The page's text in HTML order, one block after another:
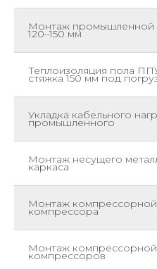
Монтаж
120–150 мм
Теплоизоляция пола
стяжка 150 мм под
Укладка кабельного
промышленного
Монтаж несущего
каркаса
Монтаж компрессорной
компрессора
Монтаж компрессорной
компрессоров